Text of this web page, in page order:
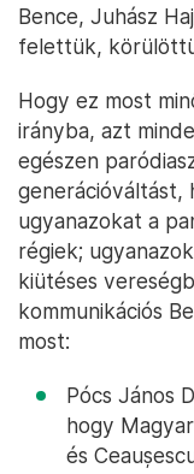
Bence, Juhász
felettük,
Hogy ez most
irányba, azt
egészen
generációváltást,
ugyanazokat a
régiek;
kiütéses
kommunikációs
most:
Pócs János
hogy
és